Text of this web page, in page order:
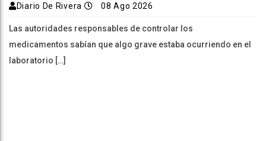
Diario De Rivera 08 Ago 2026
Las autoridades responsables de controlar los
medicamentos sabían que algo grave estaba ocurriendo en el
laboratorio […]